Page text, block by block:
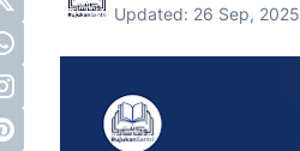
Updated: 26 Sep, 2025